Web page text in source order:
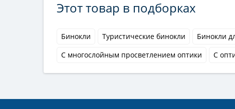
Этот товар в подборках
Бинокли Туристические бинокли Бинокли
С многослойным просветлением оптики
С